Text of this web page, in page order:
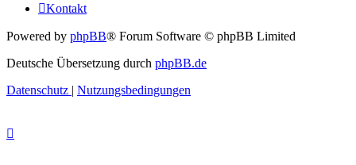
Kontakt
Powered by phpBB® Forum Software © phpBB Limited
Deutsche Übersetzung durch phpBB.de
Datenschutz | Nutzungsbedingungen